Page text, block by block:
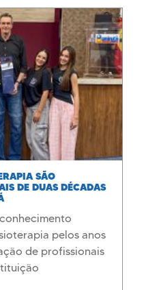
SÃO
DE DUAS DÉCADAS
pelos anos
de profissionais